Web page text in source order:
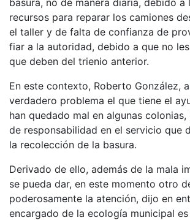
basura, no de manera diaria, debido a
recursos para reparar los camiones
el taller y de falta de confianza de
fiar a la autoridad, debido a que no
que deben del trienio anterior.
En este contexto, Roberto González,
verdadero problema el que tiene el
han quedado mal en algunas
de responsabilidad en el servicio que
la recolección de la basura.
Derivado de ello, además de la mala
se pueda dar, en este momento otro
poderosamente la atención, dijo en
encargado de la ecología municipal